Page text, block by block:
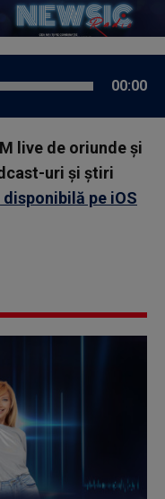
00:00
live de oriunde și
uri și știri
pe iOS